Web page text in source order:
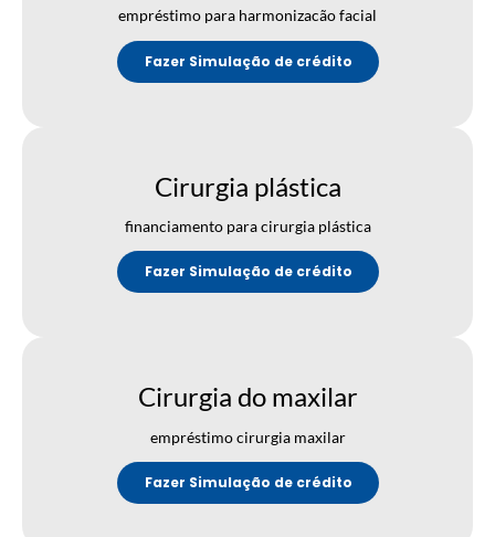
empréstimo para harmonizacão facial
Fazer Simulação de crédito
Cirurgia plástica
financiamento para cirurgia plástica
Fazer Simulação de crédito
Cirurgia do maxilar
empréstimo cirurgia maxilar
Fazer Simulação de crédito